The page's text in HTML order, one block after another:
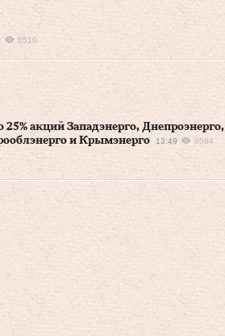
8510
акций Западэнерго, Днепроэнерго,
и Крымэнерго
13:49 9584